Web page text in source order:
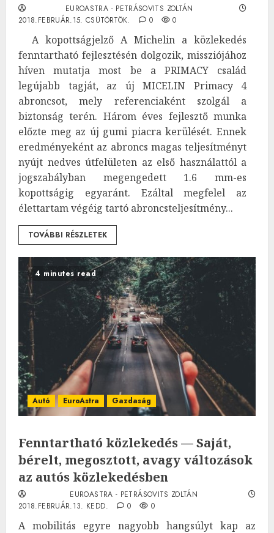
EUROASTRA - PETRÁSOVITS ZOLTÁN
2018.FEBRUÁR.15. CSÜTÖRTÖK.
0 0
A kopottságjelző A Michelin a közlekedés
fenntartható fejlesztésén dolgozik, missziójához
híven mutatja most be a PRIMACY család
legújabb tagját, az új MICELIN Primacy 4
abroncsot, mely referenciaként szolgál a
biztonság terén. Három éves fejlesztő munka
előzte meg az új gumi piacra kerülését. Ennek
eredményeként az abroncs magas teljesítményt
nyújt nedves útfelületen az első használattól a
jogszabályban megengedett 1.6 mm-es
kopottságig egyaránt. Ezáltal megfelel az
élettartam végéig tartó abroncsteljesítmény...
TOVÁBBI RÉSZLETEK
4 minutes read
Autó EuroAstra Gazdaság
Fenntartható közlekedés — Saját,
bérelt, megosztott, avagy változások
az autós közlekedésben
EUROASTRA - PETRÁSOVITS ZOLTÁN
2018.FEBRUÁR.13. KEDD.
0 0
A mobilitás egyre nagyobb hangsúlyt kap az